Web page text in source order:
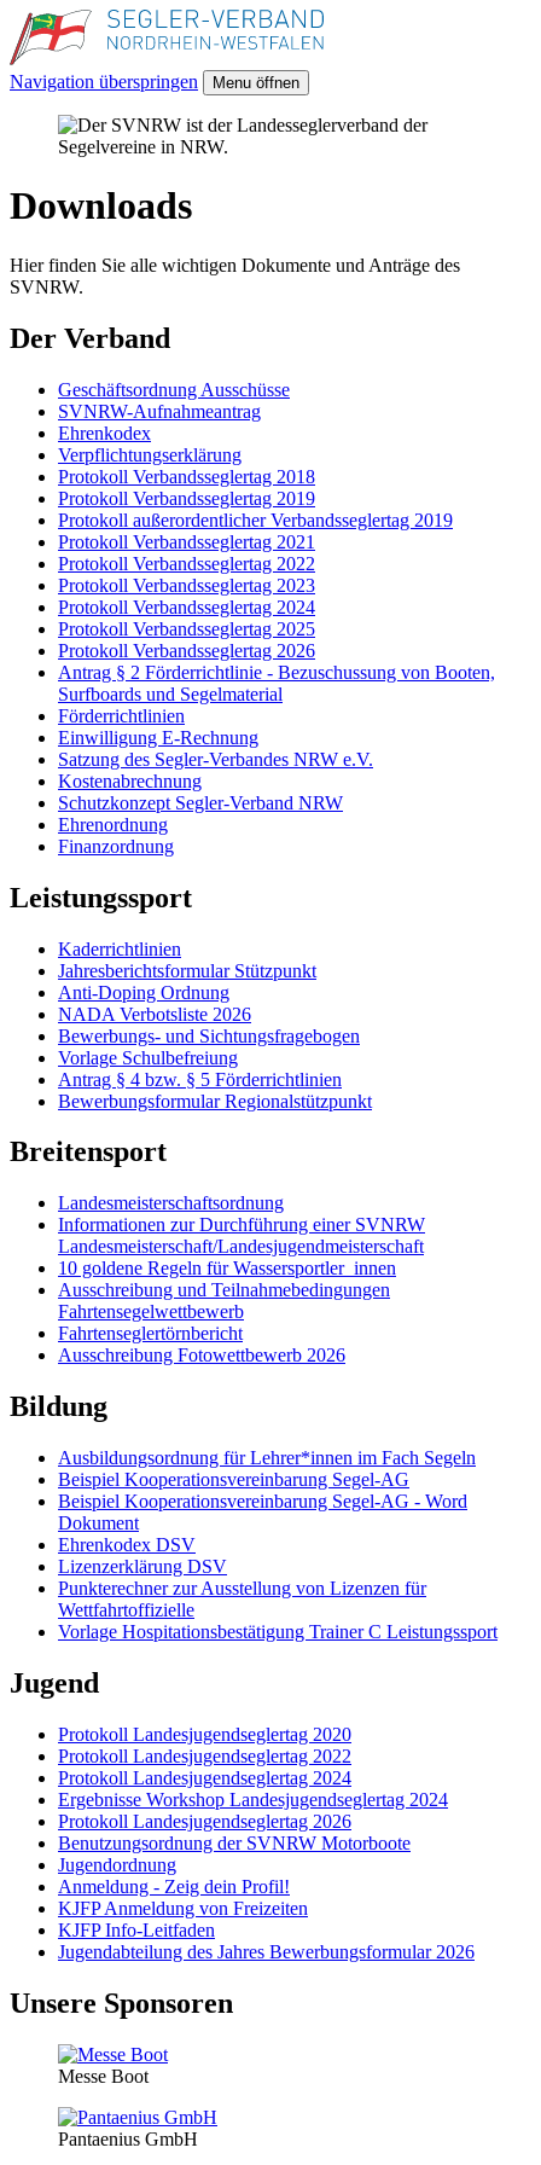
Navigation überspringen Menu öffnen
Downloads
Hier finden Sie alle wichtigen Dokumente und Anträge des
SVNRW.
Der Verband
Geschäftsordnung Ausschüsse
SVNRW-Aufnahmeantrag
Ehrenkodex
Verpflichtungserklärung
Protokoll Verbandsseglertag 2018
Protokoll Verbandsseglertag 2019
Protokoll außerordentlicher Verbandsseglertag 2019
Protokoll Verbandsseglertag 2021
Protokoll Verbandsseglertag 2022
Protokoll Verbandsseglertag 2023
Protokoll Verbandsseglertag 2024
Protokoll Verbandsseglertag 2025
Protokoll Verbandsseglertag 2026
Antrag § 2 Förderrichtlinie - Bezuschussung von Booten,
Surfboards und Segelmaterial
Förderrichtlinien
Einwilligung E-Rechnung
Satzung des Segler-Verbandes NRW e.V.
Kostenabrechnung
Schutzkonzept Segler-Verband NRW
Ehrenordnung
Finanzordnung
Leistungssport
Kaderrichtlinien
Jahresberichtsformular Stützpunkt
Anti-Doping Ordnung
NADA Verbotsliste 2026
Bewerbungs- und Sichtungsfragebogen
Vorlage Schulbefreiung
Antrag § 4 bzw. § 5 Förderrichtlinien
Bewerbungsformular Regionalstützpunkt
Breitensport
Landesmeisterschaftsordnung
Informationen zur Durchführung einer SVNRW
Landesmeisterschaft/Landesjugendmeisterschaft
10 goldene Regeln für Wassersportler_innen
Ausschreibung und Teilnahmebedingungen
Fahrtensegelwettbewerb
Fahrtenseglertörnbericht
Ausschreibung Fotowettbewerb 2026
Bildung
Ausbildungsordnung für Lehrer*innen im Fach Segeln
Beispiel Kooperationsvereinbarung Segel-AG
Beispiel Kooperationsvereinbarung Segel-AG - Word
Dokument
Ehrenkodex DSV
Lizenzerklärung DSV
Punkterechner zur Ausstellung von Lizenzen für
Wettfahrtoffizielle
Vorlage Hospitationsbestätigung Trainer C Leistungssport
Jugend
Protokoll Landesjugendseglertag 2020
Protokoll Landesjugendseglertag 2022
Protokoll Landesjugendseglertag 2024
Ergebnisse Workshop Landesjugendseglertag 2024
Protokoll Landesjugendseglertag 2026
Benutzungsordnung der SVNRW Motorboote
Jugendordnung
Anmeldung - Zeig dein Profil!
KJFP Anmeldung von Freizeiten
KJFP Info-Leitfaden
Jugendabteilung des Jahres Bewerbungsformular 2026
Unsere Sponsoren
Messe Boot
Pantaenius GmbH